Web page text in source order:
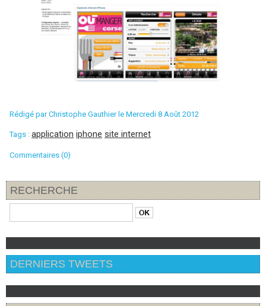
Rédigé parChristophe Gauthierle Mercredi 8 Août 2012
Tags : application iphone site internet
Commentaires (0)
RECHERCHE
DERNIERS TWEETS